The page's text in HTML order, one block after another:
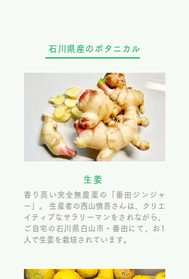
石川県産のボタニカル
生姜
香り高い完全無農薬の「番田ジンジャ
ー」。 生産者の西山慎吾さんは、クリエ
イティブなサラリーマンをされながら、
ご自宅の石川県白山市・番田にて、お1
人で生姜を栽培されています。